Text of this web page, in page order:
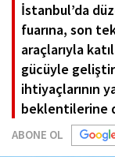
İstanbul’da
fuarına, son
araçlarıyla
gücüyle
ihtiyaçlarının
beklentilerine
ABONE OL